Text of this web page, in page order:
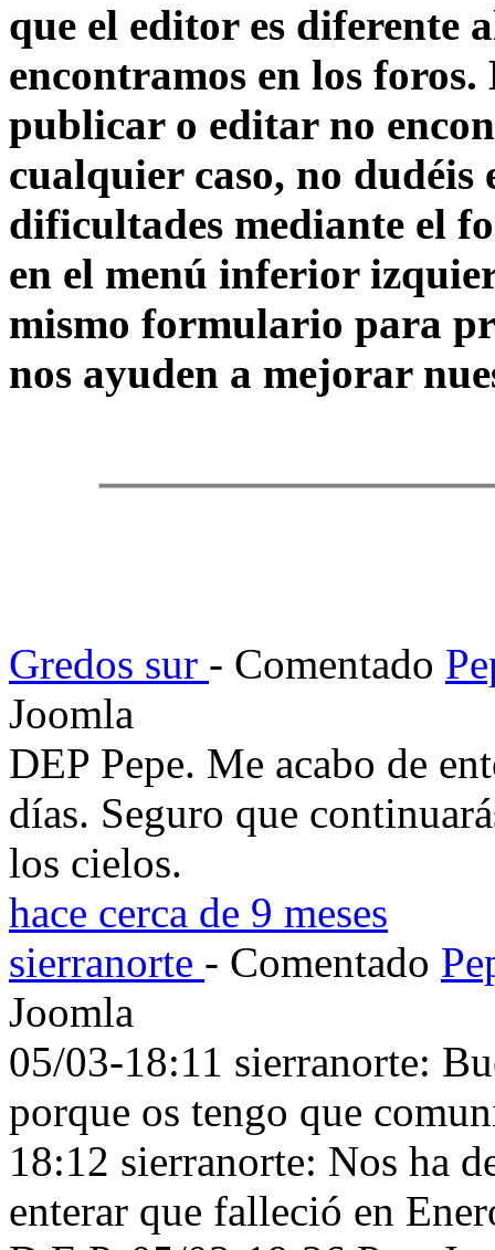
que el editor es diferente
encontramos en los
publicar o editar no
cualquier caso, no dudéis
dificultades mediante el
en el menú inferior
mismo formulario para
nos ayuden a mejorar
Gredos sur - Comentado
Joomla
DEP Pepe. Me acabo de
días. Seguro que
los cielos.
hace cerca de 9 meses
sierranorte - Comentado
Joomla
05/03-18:11 sierranorte:
porque os tengo que
18:12 sierranorte: Nos ha
enterar que falleció en